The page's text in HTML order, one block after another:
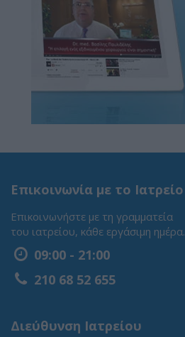
Επικοινωνία με το Ιατρείο
Επικοινωνήστε με τη γραμματεία
του ιατρείου, κάθε εργάσιμη ημέρα.
09:00 - 21:00
210 68 52 655
Διεύθυνση Ιατρείου